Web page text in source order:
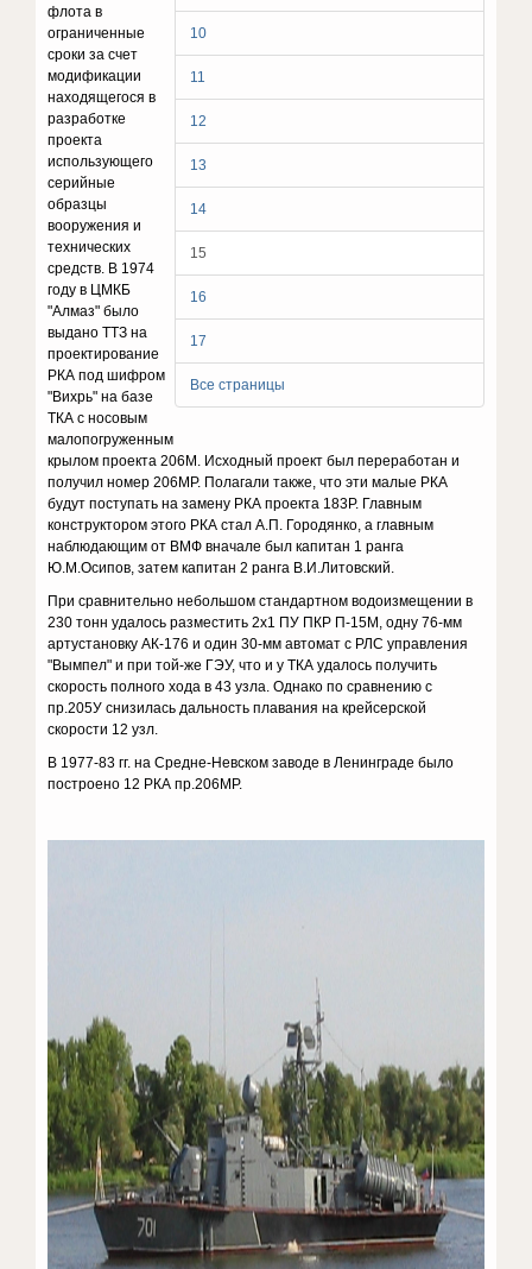
10
11
12
13
14
15
16
17
Все страницы
флота в
ограниченные
сроки за счет
модификации
находящегося в
разработке
проекта
использующего
серийные
образцы
вооружения и
технических
средств. В 1974
году в ЦМКБ
"Алмаз" было
выдано ТТЗ на
проектирование
РКА под шифром
"Вихрь" на базе
ТКА с носовым
малопогруженным
крылом проекта 206М. Исходный проект был переработан и
получил номер 206МР. Полагали также, что эти малые РКА
будут поступать на замену РКА проекта 183Р. Главным
конструктором этого РКА стал А.П. Городянко, а главным
наблюдающим от ВМФ вначале был капитан 1 ранга
Ю.М.Осипов, затем капитан 2 ранга В.И.Литовский.
При сравнительно небольшом стандартном водоизмещении в
230 тонн удалось разместить 2x1 ПУ ПКР П-15М, одну 76-мм
артустановку АК-176 и один 30-мм автомат с РЛС управления
"Вымпел" и при той-же ГЭУ, что и у ТКА удалось получить
скорость полного хода в 43 узла. Однако по сравнению с
пр.205У снизилась дальность плавания на крейсерской
скорости 12 узл.
В 1977-83 гг. на Средне-Невском заводе в Ленинграде было
построено 12 РКА пр.206МР.